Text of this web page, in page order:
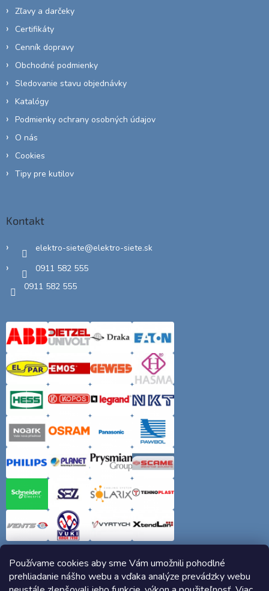
Používame cookies aby sme Vám umožnili pohodlné
prehliadanie nášho webu a vďaka analýze prevádzky webu
Zľavy a darčeky
Certifikáty
Cenník dopravy
Obchodné podmienky
Sledovanie stavu objednávky
Katalógy
Podmienky ochrany osobných údajov
O nás
Cookies
Tipy pre kutilov
Kontakt
elektro-siete@elektro-siete.sk
0911 582 555
0911 582 555